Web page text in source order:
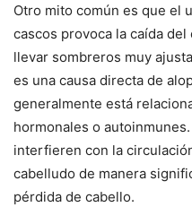
Otro mito común es que el
cascos provoca la caída
llevar sombreros muy
es una causa directa de
generalmente está
hormonales o
interfieren con la
cabelludo de manera
pérdida de cabello.